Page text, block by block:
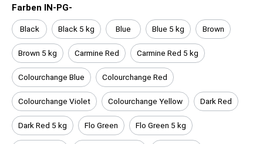
Farben IN-PG-
Black Black 5 kg Blue Blue 5 kg Brown
Brown 5 kg Carmine Red Carmine Red 5 kg
Colourchange Blue Colourchange Red
Colourchange Violet Colourchange Yellow Dark Red
Dark Red 5 kg Flo Green Flo Green 5 kg